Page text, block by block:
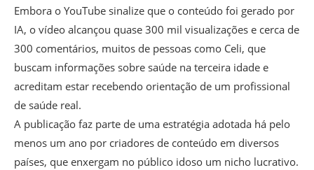
Embora o YouTube sinalize que o conteúdo foi gerado por
IA, o vídeo alcançou quase 300 mil visualizações e cerca de
300 comentários, muitos de pessoas como Celi, que
buscam informações sobre saúde na terceira idade e
acreditam estar recebendo orientação de um profissional
de saúde real.
A publicação faz parte de uma estratégia adotada há pelo
menos um ano por criadores de conteúdo em diversos
países, que enxergam no público idoso um nicho lucrativo.